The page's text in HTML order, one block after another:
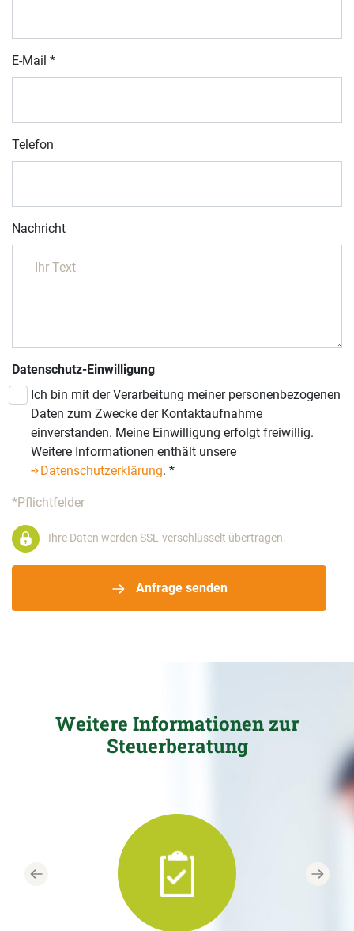
E-Mail *
Telefon
Nachricht
Datenschutz-Einwilligung
Ich bin mit der Verarbeitung meiner personenbezogenen
Daten zum Zwecke der Kontaktaufnahme
einverstanden. Meine Einwilligung erfolgt freiwillig.
Weitere Informationen enthält unsere
Datenschutzerklärung. *
*Pflichtfelder
Anfrage senden
Ihre Daten werden SSL-verschlüsselt übertragen.
Weitere Informationen zur
Steuerberatung
Previous Next